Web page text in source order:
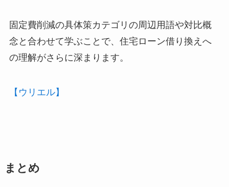
固定費削減の具体策カテゴリの周辺用語や対比概
念と合わせて学ぶことで、住宅ローン借り換えへ
の理解がさらに深まります。
【ウリエル】
まとめ